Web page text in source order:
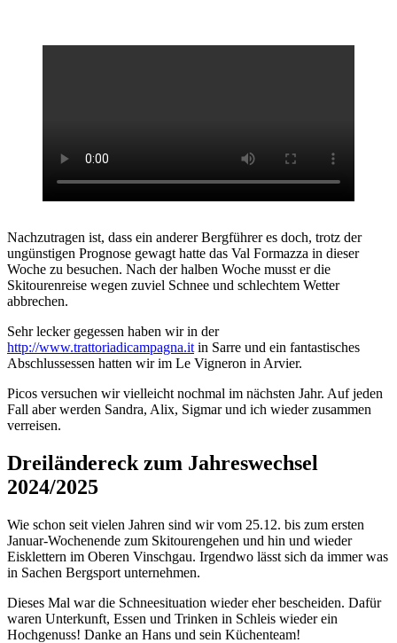
Nachzutragen ist, dass ein anderer Bergführer es doch, trotz der
ungünstigen Prognose gewagt hatte das Val Formazza in dieser
Woche zu besuchen. Nach der halben Woche musst er die
Skitourenreise wegen zuviel Schnee und schlechtem Wetter
abbrechen.
Sehr lecker gegessen haben wir in der
http://www.trattoriadicampagna.it in Sarre und ein fantastisches
Abschlussessen hatten wir im Le Vigneron in Arvier.
Picos versuchen wir vielleicht nochmal im nächsten Jahr. Auf jeden
Fall aber werden Sandra, Alix, Sigmar und ich wieder zusammen
verreisen.
Dreiländereck zum Jahreswechsel
2024/2025
Wie schon seit vielen Jahren sind wir vom 25.12. bis zum ersten
Januar-Wochenende zum Skitourengehen und hin und wieder
Eisklettern im Oberen Vinschgau. Irgendwo lässt sich da immer was
in Sachen Bergsport unternehmen.
Dieses Mal war die Schneesituation wieder eher bescheiden. Dafür
waren Unterkunft, Essen und Trinken in Schleis wieder ein
Hochgenuss! Danke an Hans und sein Küchenteam!